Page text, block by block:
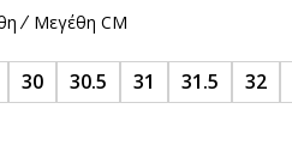
Μεγέθη CM
30 30.5 31 31.5 32